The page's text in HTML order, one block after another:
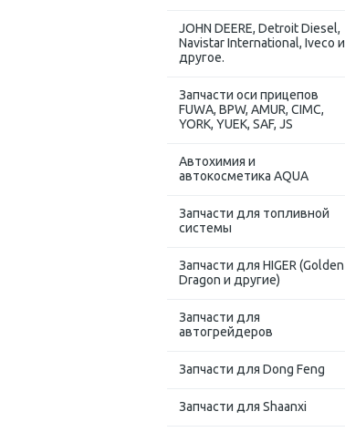
JOHN DEERE, Detroit Diesel,
Navistar International, Iveco и
другое.
Запчасти оси прицепов
FUWA, BPW, AMUR, CIMC,
YORK, YUEK, SAF, JS
Автохимия и
автокосметика AQUA
Запчасти для топливной
системы
Запчасти для HIGER (Golden
Dragon и другие)
Запчасти для
автогрейдеров
Запчасти для Dong Feng
Запчасти для Shaanxi